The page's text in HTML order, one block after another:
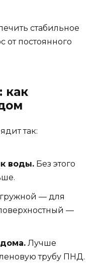
стабильное
от постоянного
как
так:
воды. Без этого
— для
—
Лучше
трубу ПНД.